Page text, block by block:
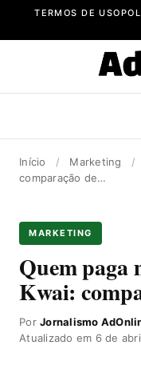
TERMOS DE USO
Início / Marketing /
comparação de…
MARKETING
Quem paga
Kwai:
PorJornalismo
Atualizado em 6 de